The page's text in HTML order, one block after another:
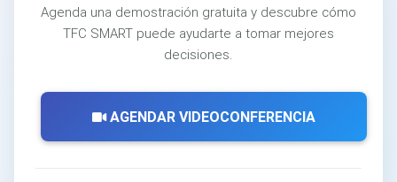
Agenda una demostración gratuita y descubre cómo
TFC SMART puede ayudarte a tomar mejores
decisiones.
AGENDAR VIDEOCONFERENCIA